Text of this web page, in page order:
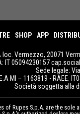
SHOP APP
loc. Vermezzo, 20071
IT 05094230157
Sede legale:
MI – 1163819 - RAEE:
Società soggetta alla
of Rupes S.p.A. are the